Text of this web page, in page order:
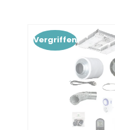
Vergriffen